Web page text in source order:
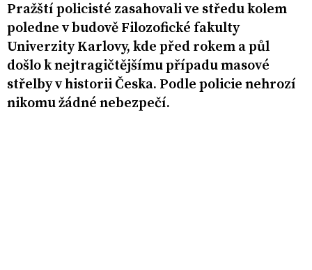
Pražští policisté zasahovali ve středu kolem
poledne v budově Filozofické fakulty
Univerzity Karlovy, kde před rokem a půl
došlo k nejtragičtějšímu případu masové
střelby v historii Česka. Podle policie nehrozí
nikomu žádné nebezpečí.